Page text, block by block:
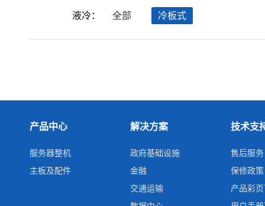
液冷： 全部 冷板式
产品中心
服务器整机
主板及配件
解决方案
政府基础设施
金融
交通运输
技术支
售后服务
保修政策
产品彩